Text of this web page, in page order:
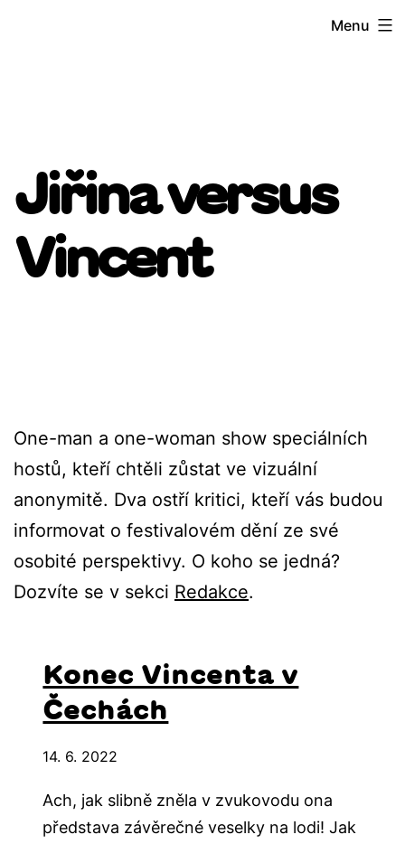
Menu
Jiřina versus
Vincent
One-man a one-woman show speciálních
hostů, kteří chtěli zůstat ve vizuální
anonymitě. Dva ostří kritici, kteří vás budou
informovat o festivalovém dění ze své
osobité perspektivy. O koho se jedná?
Dozvíte se v sekci Redakce.
Konec Vincenta v
Čechách
14. 6. 2022
Ach, jak slibně zněla v zvukovodu ona
představa závěrečné veselky na lodi! Jak